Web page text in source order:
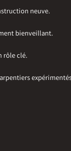
neuve.
bienveillant.
rôle clé.